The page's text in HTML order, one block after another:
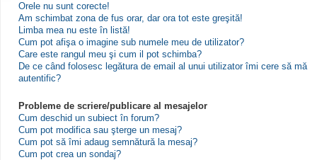
Orele nu sunt corecte!
Am schimbat zona de fus orar, dar ora tot este greşită!
Limba mea nu este în listă!
Cum pot afişa o imagine sub numele meu de utilizator?
Care este rangul meu şi cum il pot schimba?
De ce când folosesc legătura de email al unui utilizator îmi cere să mă
autentific?
Probleme de scriere/publicare al mesajelor
Cum deschid un subiect în forum?
Cum pot modifica sau şterge un mesaj?
Cum pot să îmi adaug semnătură la mesaj?
Cum pot crea un sondaj?